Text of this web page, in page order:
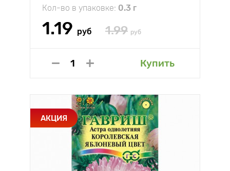
Кол-во в упаковке: 0.3 г
1.19 руб 1.99 руб
Купить
АКЦИЯ